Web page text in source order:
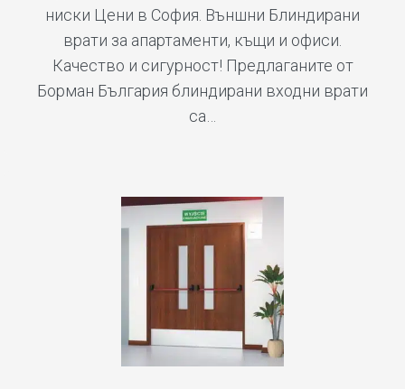
ниски Цени в София. Външни Блиндирани
врати за апартаменти, къщи и офиси.
Качество и сигурност! Предлаганите от
Борман България блиндирани входни врати
са…